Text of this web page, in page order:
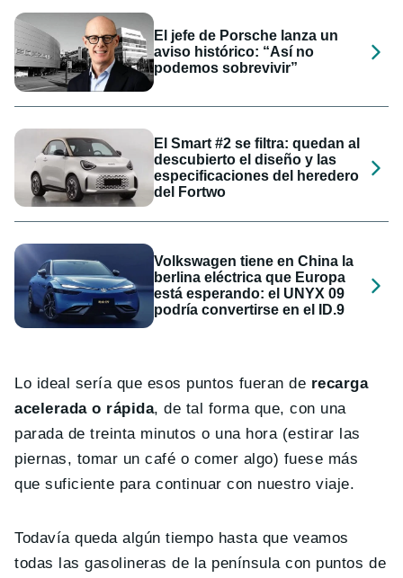
El jefe de Porsche lanza un
aviso histórico: “Así no
podemos sobrevivir”
El Smart #2 se filtra: quedan al
descubierto el diseño y las
especificaciones del heredero
del Fortwo
Volkswagen tiene en China la
berlina eléctrica que Europa
está esperando: el UNYX 09
podría convertirse en el ID.9
Lo ideal sería que esos puntos fueran de recarga
acelerada o rápida, de tal forma que, con una
parada de treinta minutos o una hora (estirar las
piernas, tomar un café o comer algo) fuese más
que suficiente para continuar con nuestro viaje.
Todavía queda algún tiempo hasta que veamos
todas las gasolineras de la península con puntos de